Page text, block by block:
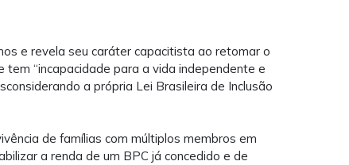
e revela seu caráter capacitista ao retomar o
tem “incapacidade para a vida independente e
a própria Lei Brasileira de Inclusão
de famílias com múltiplos membros em
a renda de um BPC já concedido e de